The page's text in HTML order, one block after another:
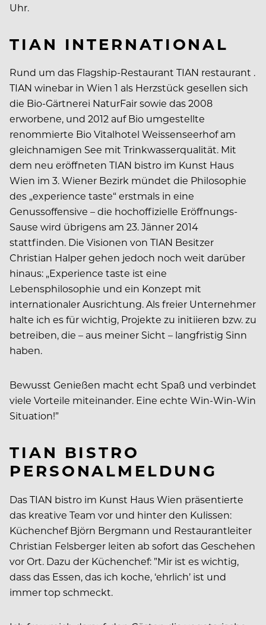
Uhr.
TIAN INTERNATIONAL
Rund um das Flagship-Restaurant TIAN restaurant .
TIAN winebar in Wien 1 als Herzstück gesellen sich
die Bio-Gärtnerei NaturFair sowie das 2008
erworbene, und 2012 auf Bio umgestellte
renommierte Bio Vitalhotel Weissenseerhof am
gleichnamigen See mit Trinkwasserqualität. Mit
dem neu eröffneten TIAN bistro im Kunst Haus
Wien im 3. Wiener Bezirk mündet die Philosophie
des „experience taste“ erstmals in eine
Genussoffensive – die hochoffizielle Eröffnungs-
Sause wird übrigens am 23. Jänner 2014
stattfinden. Die Visionen von TIAN Besitzer
Christian Halper gehen jedoch noch weit darüber
hinaus: „Experience taste ist eine
Lebensphilosophie und ein Konzept mit
internationaler Ausrichtung. Als freier Unternehmer
halte ich es für wichtig, Projekte zu initiieren bzw. zu
betreiben, die – aus meiner Sicht – langfristig Sinn
haben.
Bewusst Genießen macht echt Spaß und verbindet
viele Vorteile miteinander. Eine echte Win-Win-Win
Situation!”
TIAN BISTRO
PERSONALMELDUNG
Das TIAN bistro im Kunst Haus Wien präsentierte
das kreative Team vor und hinter den Kulissen:
Küchenchef Björn Bergmann und Restaurantleiter
Christian Felsberger leiten ab sofort das Geschehen
vor Ort. Dazu der Küchenchef: ”Mir ist es wichtig,
dass das Essen, das ich koche, ‘ehrlich’ ist und
immer top schmeckt.